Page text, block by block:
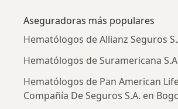
Aseguradoras más populares
Hematólogos de Allianz Seguros
Hematólogos de Suramericana
Hematólogos de Pan American
Compañía De Seguros S.A. en